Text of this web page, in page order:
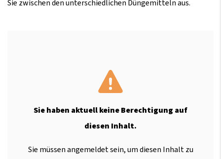
Sie zwischen den unterschiedlichen Düngemitteln aus.
Sie haben aktuell keine Berechtigung auf
diesen Inhalt.
Sie müssen angemeldet sein, um diesen Inhalt zu